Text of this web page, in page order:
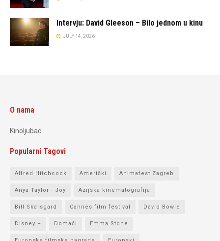
Intervju: David Gleeson – Bilo jednom u kinu
JULY 14, 2026
O nama
Kinoljubac
Popularni Tagovi
Alfred Hitchcock Američki Animafest Zagreb
Anya Taylor - Joy Azijska kinematografija
Bill Skarsgard Cannes film festival David Bowie
Disney + Domaći Emma Stone